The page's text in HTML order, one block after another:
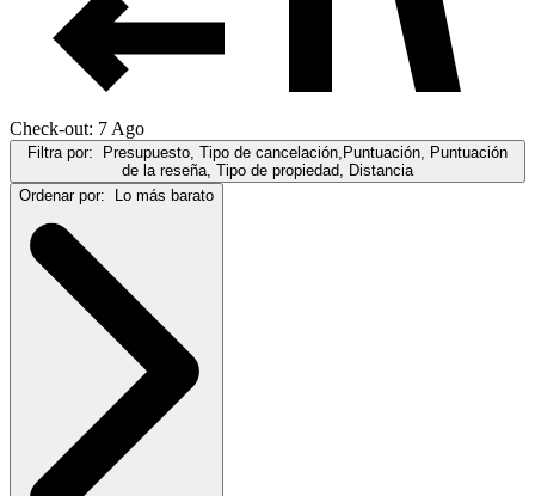
Check-out: 7 Ago
Filtra por:
Presupuesto, Tipo de cancelación,Puntuación, Puntuación
de la reseña, Tipo de propiedad, Distancia
Ordenar por:
Lo más barato